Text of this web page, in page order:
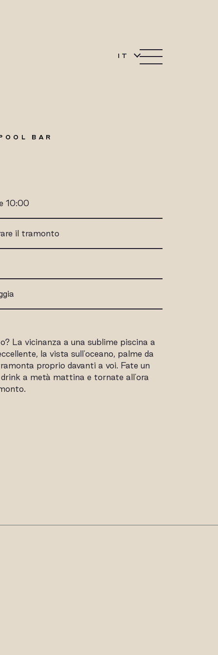
IT
BAR
10:00
il tramonto
La vicinanza a una sublime piscina a
la vista sull'oceano, palme da
proprio davanti a voi. Fate un
a metà mattina e tornate all'ora